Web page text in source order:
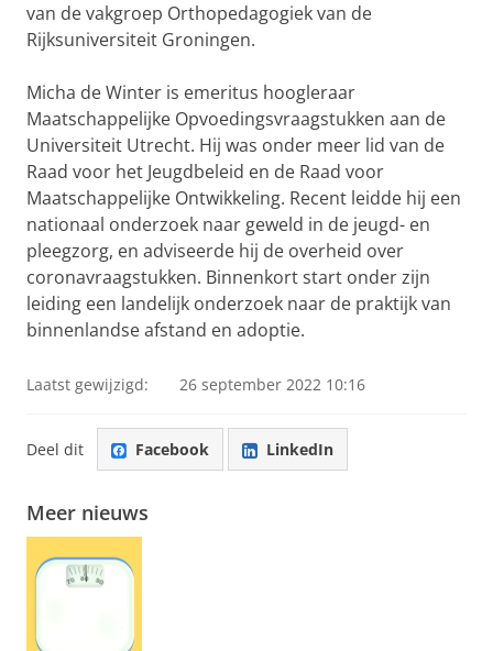
van de vakgroep Orthopedagogiek van de
Rijksuniversiteit Groningen.
Micha de Winter is emeritus hoogleraar
Maatschappelijke Opvoedingsvraagstukken aan de
Universiteit Utrecht. Hij was onder meer lid van de
Raad voor het Jeugdbeleid en de Raad voor
Maatschappelijke Ontwikkeling. Recent leidde hij een
nationaal onderzoek naar geweld in de jeugd- en
pleegzorg, en adviseerde hij de overheid over
coronavraagstukken. Binnenkort start onder zijn
leiding een landelijk onderzoek naar de praktijk van
binnenlandse afstand en adoptie.
Laatst gewijzigd: 26 september 2022 10:16
Deel dit Facebook LinkedIn
Meer nieuws